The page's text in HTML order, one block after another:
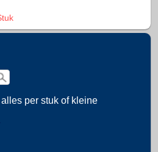
per stuk of kleine